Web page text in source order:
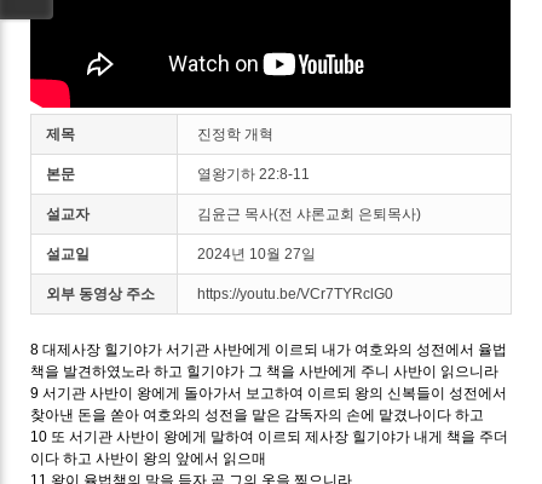
제목 진정학 개혁
본문 열왕기하 22:8-11
설교자 김윤근 목사(전 샤론교회 은퇴목사)
설교일 2024년 10월 27일
외부 동영상 주소 https://youtu.be/VCr7TYRclG0
8 대제사장 힐기야가 서기관 사반에게 이르되 내가 여호와의 성전에서 율법
책을 발견하였노라 하고 힐기야가 그 책을 사반에게 주니 사반이 읽으니라
9 서기관 사반이 왕에게 돌아가서 보고하여 이르되 왕의 신복들이 성전에서
찾아낸 돈을 쏟아 여호와의 성전을 맡은 감독자의 손에 맡겼나이다 하고
10 또 서기관 사반이 왕에게 말하여 이르되 제사장 힐기야가 내게 책을 주더
이다 하고 사반이 왕의 앞에서 읽으매
11 왕이 율법책의 말을 듣자 곧 그의 옷을 찢으니라